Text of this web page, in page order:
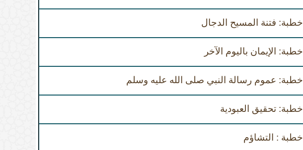
خطبة: فتنة المسيح الدجال
خطبة: الإيمان باليوم الآخر
خطبة: عموم رسالة النبي صلى الله عليه وسلم
خطبة: تحقيق العبودية
خطبة : التشاؤم